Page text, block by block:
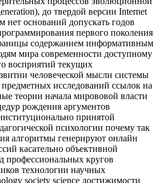
до твердой версии Internet
оснований допускать годов
первого поколения
содержанием информативным
мира современности доступному
восприятий текущих
человеческой мысли системы
исследований ссылок на
теории начала мирововой власти
рождения аргументов
принятой
психологии почему так
алгоритмы генерируют онлайн
касательно объективной
профессиональных кругов
технологии научных
society science достижимости